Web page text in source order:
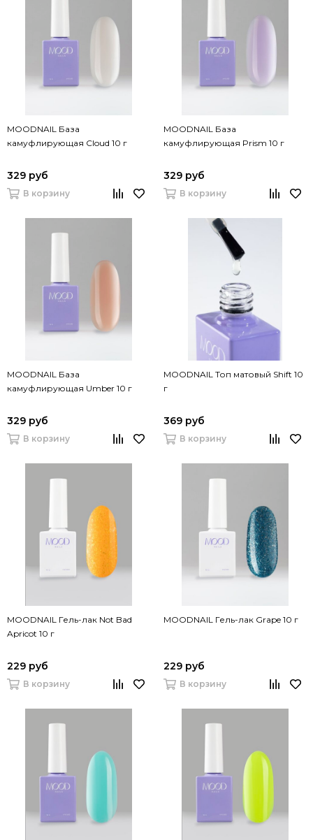
MOODNAIL База
камуфлирующая Cloud 10 г
329 руб
В корзину
MOODNAIL База
камуфлирующая Prism 10 г
329 руб
В корзину
MOODNAIL База
камуфлирующая Umber 10 г
329 руб
В корзину
MOODNAIL Топ матовый Shift 10
г
369 руб
В корзину
MOODNAIL Гель-лак Not Bad
Apricot 10 г
229 руб
В корзину
MOODNAIL Гель-лак Grape 10 г
229 руб
В корзину